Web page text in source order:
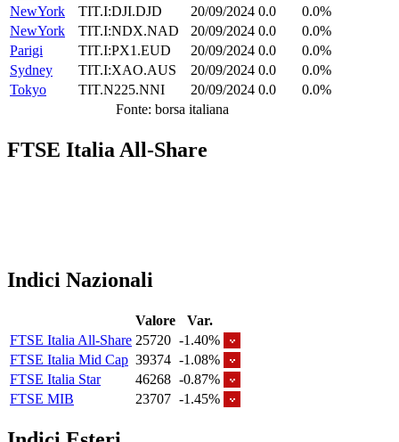
NewYork
TIT.I:DJI.DJD 20/09/2024 0.0
0.0%
NewYork
TIT.I:NDX.NAD 20/09/2024 0.0
0.0%
Parigi
TIT.I:PX1.EUD 20/09/2024 0.0
0.0%
Sydney
TIT.I:XAO.AUS 20/09/2024 0.0
0.0%
Tokyo
TIT.N225.NNI 20/09/2024 0.0
0.0%
Fonte: borsa italiana
FTSE Italia All-Share
Indici Nazionali
Valore
Var.
FTSE Italia All-Share 25720 -1.40%
FTSE Italia Mid Cap 39374 -1.08%
FTSE Italia Star
46268 -0.87%
FTSE MIB
23707 -1.45%